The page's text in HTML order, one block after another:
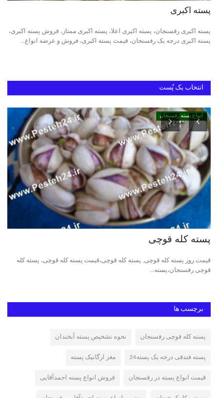
بهترین پسته ایران
پسته اکبری
پسته اکبری رفسنجان، پسته اکبری اعلا، پسته اکبری ممتاز، فروش پسته اکبری،
پسته اکبری درجه یک رفسنجان، قیمت پسته اکبری، فروش و عرضه انواع...
انتخاب یک پُست
انواع پسته رفسنجان
پسته کله قوچی
قیمت روز پسته کله قوچی, پسته کله قوچی،قیمت پسته کله قوچی، پسته کله
قوچی رفسنجان،پسته...
برچسب ها
پسته کله قوچی رفسنجان نحوه تشخیص پسته آبخندان
پسته فندقی درجه یک پسته24 مغز ارگانیک پسته
قیمت انواع پسته در رفسنجان فروش انواع پسته احمدآقایی